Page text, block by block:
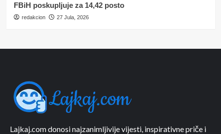
FBiH poskupljuje za 14,42 posto
redakcion 27 Jula, 2026
Lajkaj.com donosi najzanimljivije vijesti, inspirativne priče i